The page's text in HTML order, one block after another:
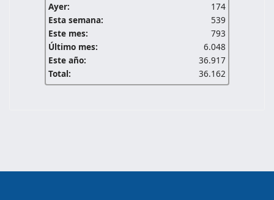
Ayer:
174
Esta semana:
539
Este mes:
793
Último mes:
6.048
Este año:
36.917
Total:
36.162